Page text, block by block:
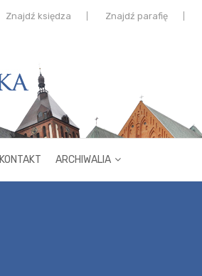
Znajdź księdza Znajdź parafię
KONTAKT ARCHIWALIA